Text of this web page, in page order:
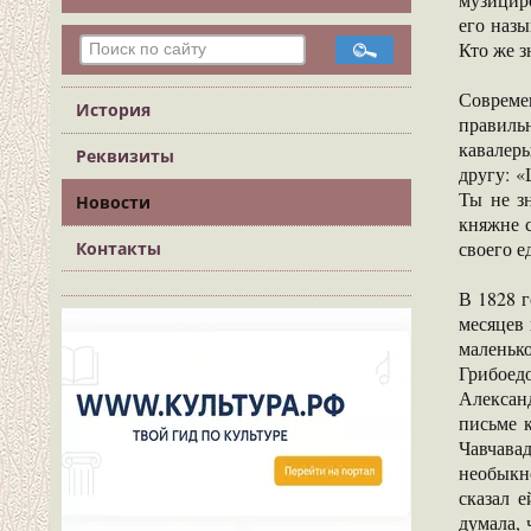
История
Реквизиты
Новости
Контакты
его
Кто же
другу:
Ты не
княжне
своего
В 1828
письме
сказал
думала,